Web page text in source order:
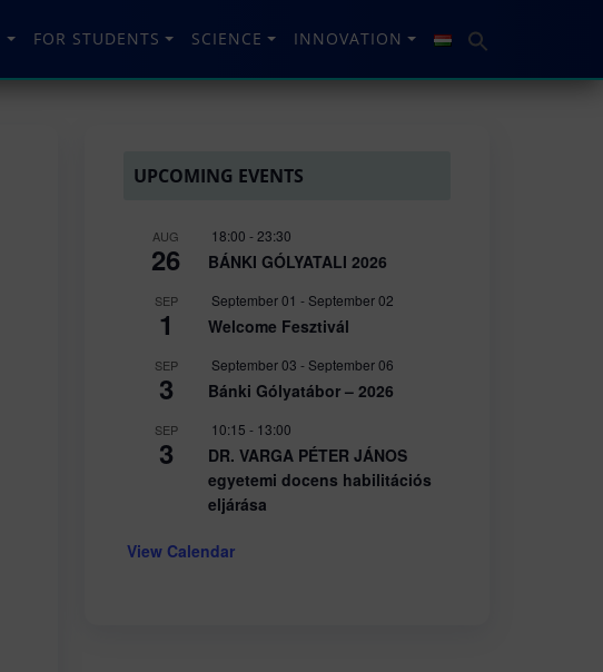
FOR STUDENTS SCIENCE INNOVATION
UPCOMING EVENTS
AUG
26
18:00 - 23:30
BÁNKI GÓLYATALI 2026
SEP
1
September 01 -September 02
Welcome Fesztivál
SEP
3
September 03 -September 06
Bánki Gólyatábor – 2026
SEP
3
10:15 - 13:00
DR. VARGA PÉTER JÁNOS
egyetemi docens habilitációs
eljárása
View Calendar